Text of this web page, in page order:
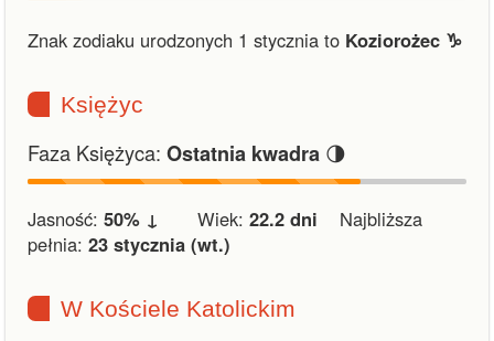
Znak zodiaku urodzonych 1 stycznia to Koziorożec ♑︎
Księżyc
Faza Księżyca: Ostatnia kwadra 🌗
Jasność: 50% ↓ Wiek: 22.2 dni Najbliższa
pełnia: 23 stycznia (wt.)
W Kościele Katolickim